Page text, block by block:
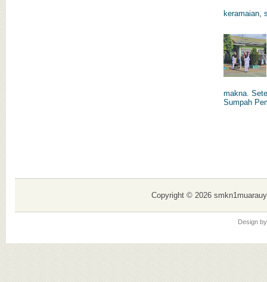
keramaian,
makna.
Sumpah
Copyright © 2026
Design